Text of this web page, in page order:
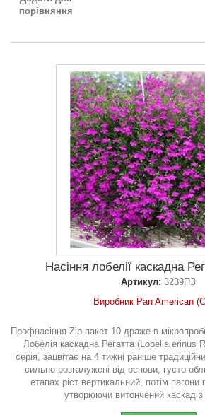
порівняння
Насіння лобелії каскадна
Артикул: 3239ПЗ
Виробник Pan American
Профнасіння Zip-пакет 10 драже в
Лобелія каскадна Регатта (Lobelia erinus
серія, зацвітає на 4 тижні раніше
сильно розгалужені від основи, густо
етапах ріст вертикальний, потім
утворюючи витончений каскад з